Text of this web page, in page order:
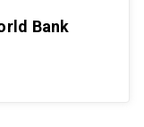
Bank